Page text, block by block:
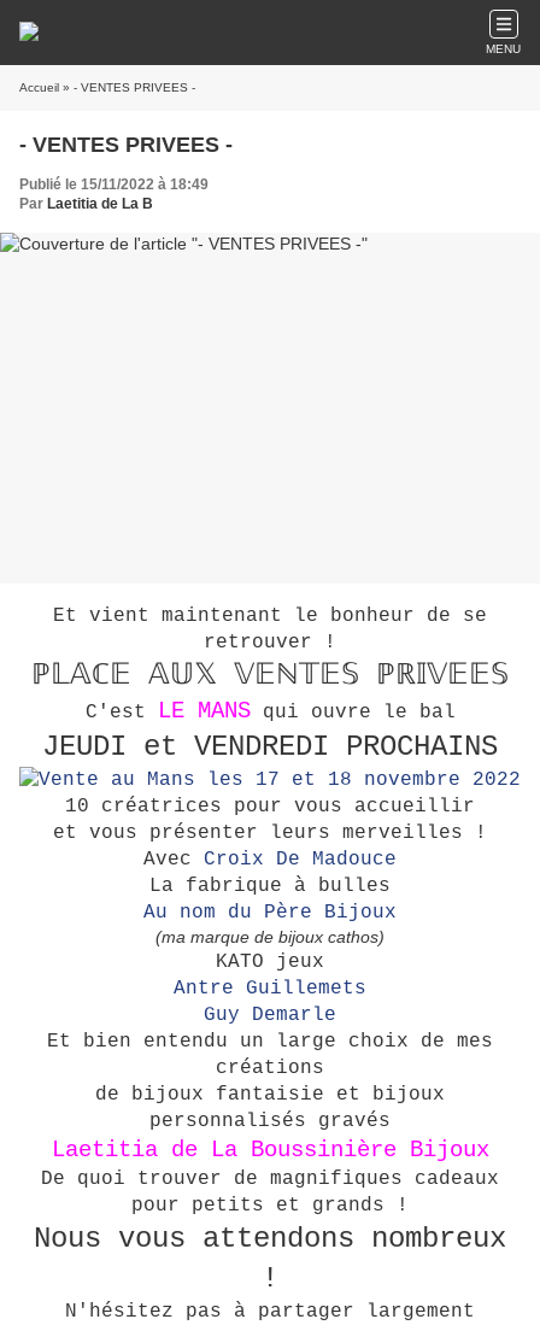
MENU
Accueil » - VENTES PRIVEES -
- VENTES PRIVEES -
Publié le 15/11/2022 à 18:49
Par Laetitia de La B
Et vient maintenant le bonheur de se
retrouver !
ℙ𝕃𝔸ℂ𝔼 𝔸𝕌𝕏 𝕍𝔼ℕ𝕋𝔼𝕊 ℙℝ𝕀𝕍𝔼𝔼𝕊
C'est LE MANSqui ouvre le bal
JEUDI et VENDREDI PROCHAINS
10 créatrices pour vous accueillir
et vous présenter leurs merveilles !
Avec Croix De Madouce
La fabrique à bulles
Au nom du Père Bijoux
(ma marque de bijoux cathos)
KATO jeux
Antre Guillemets
Guy Demarle
Et bien entendu un large choix de mes
créations
de bijoux fantaisie et bijoux
personnalisés gravés
Laetitia de La Boussinière Bijoux
De quoi trouver de magnifiques cadeaux
pour petits et grands !
Nous vous attendons nombreux
!
N'hésitez pas à partager largement